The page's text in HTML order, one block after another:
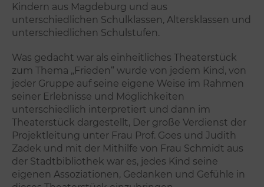
Kindern aus Magdeburg und aus
unterschiedlichen Schulklassen, Altersklassen und
unterschiedlichen Schulstufen.
Was gedacht war als einheitliches Theaterstück
zum Thema „Frieden“ wurde von jedem Kind, von
jeder Gruppe auf seine eigene Weise im Rahmen
seiner Erlebnisse und Möglichkeiten
unterschiedlich interpretiert und dann im
Theaterstück dargestellt, Der große Verdienst der
Projektleitung unter Frau Prof. Goes und Judith
Zadek und mit der Mithilfe von Frau Schmidt aus
der Stadtbibliothek war es, jedes Kind seine
eigenen Assoziationen, Gedanken und Gefühle in